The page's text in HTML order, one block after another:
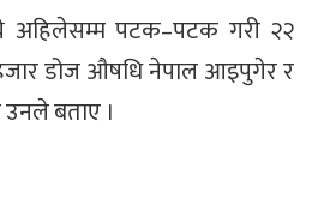
पटक–पटक गरी २२
डोज औषधि नेपाल आइपुगेर र
बताए ।